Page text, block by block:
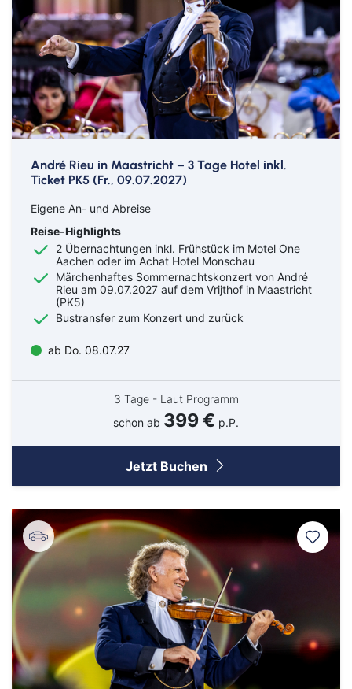
André Rieu in Maastricht – 3 Tage Hotel inkl.
Ticket PK5 (Fr., 09.07.2027)
Eigene An- und Abreise
Reise-Highlights
2 Übernachtungen inkl. Frühstück im Motel One
Aachen oder im Achat Hotel Monschau
Märchenhaftes Sommernachtskonzert von André
Rieu am 09.07.2027 auf dem Vrijthof in Maastricht
(PK5)
Bustransfer zum Konzert und zurück
ab Do. 08.07.27
3 Tage - Laut Programm
schon ab 399 € p.P.
Jetzt Buchen